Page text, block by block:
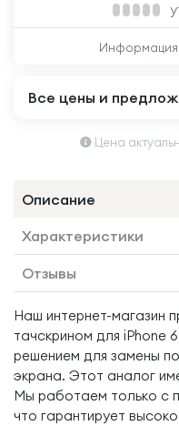
Все цены и
Цена
Описание
Характеристики
Отзывы
Наш интернет-магазин
тачскрином для iPhone
решением для замены
экрана. Этот аналог
Мы работаем только с
что гарантирует